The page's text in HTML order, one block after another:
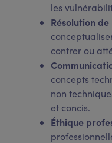
les
Résolution
contrer ou
concepts
non
et concis.
Éthique